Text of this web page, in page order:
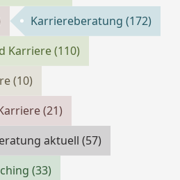
Karriereberatung(172)
Karriere(110)
(10)
(21)
aktuell(57)
(33)